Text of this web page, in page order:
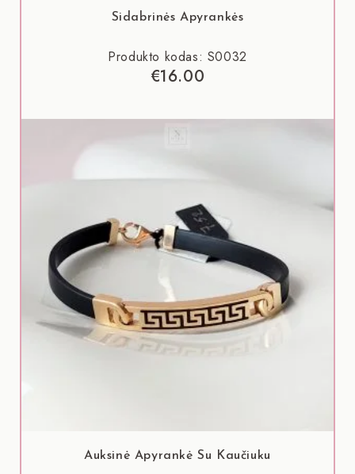
Sidabrinės Apyrankės
Produkto kodas: S0032
€16.00
Auksinė Apyrankė Su Kaučiuku